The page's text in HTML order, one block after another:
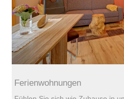
Ferienwohnungen